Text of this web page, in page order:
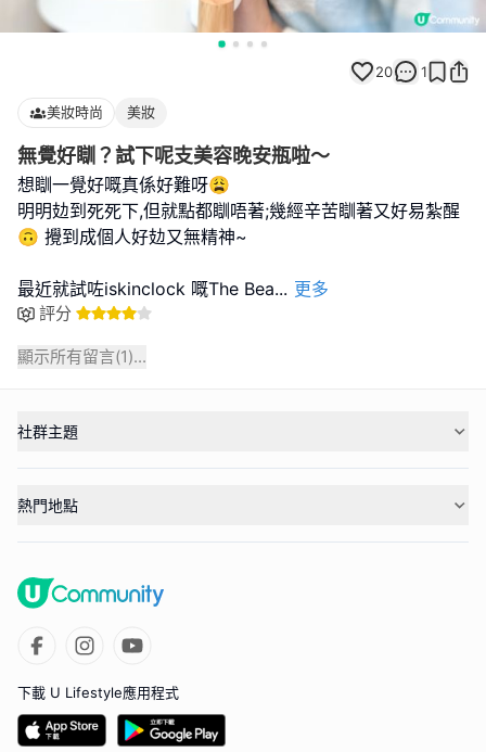
20 1
美妝時尚 美妝
無覺好瞓？試下呢支美容晚安瓶啦～
想瞓一覺好嘅真係好難呀😩
明明攰到死死下,但就點都瞓唔著;幾經辛苦瞓著又好易紮醒
🙃 攪到成個人好攰又無精神~
最近就試咗iskinclock 嘅The Bea... 更多
評分
顯示所有留言(1)...
社群主題
熱門地點
下載 U Lifestyle應用程式